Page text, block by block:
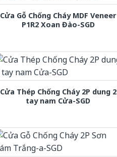
Cửa Gỗ Chống Cháy MDF Veneer
P1R2 Xoan Đào-SGD
Cửa Thép Chống Cháy 2P dung 2
tay nam Cửa-SGD